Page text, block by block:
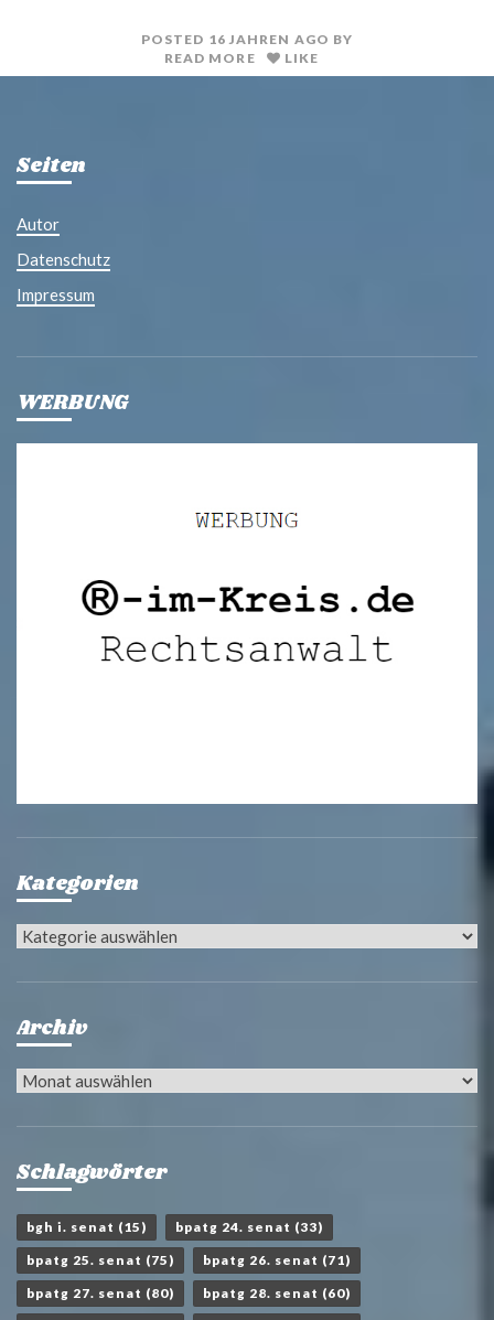
POSTED 16 JAHREN AGO BY
READ MORE
LIKE
Seiten
Autor
Datenschutz
Impressum
WERBUNG
Kategorien
Kategorien
Archiv
Archiv
Schlagwörter
bgh i. senat (15) bpatg 24. senat (33)
bpatg 25. senat (75) bpatg 26. senat (71)
bpatg 27. senat (80) bpatg 28. senat (60)